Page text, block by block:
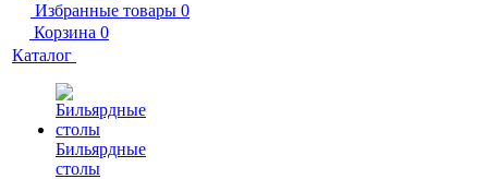
Избранные товары 0
Корзина 0
Каталог
Бильярдные
столы